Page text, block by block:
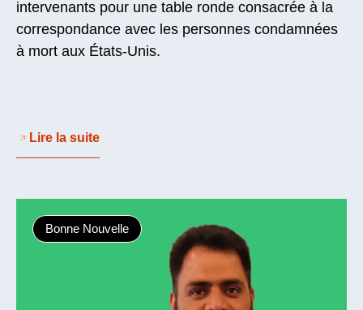
intervenants pour une table ronde consacrée à la
correspondance avec les personnes condamnées
à mort aux États-Unis.
Lire la suite
Bonne Nouvelle